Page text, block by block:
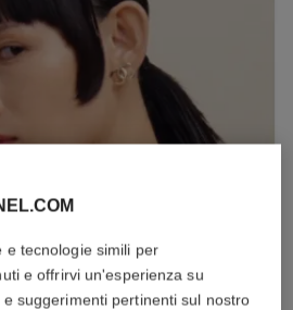
e tecnologie simili per
e offrirvi un'esperienza su
suggerimenti pertinenti sul nostro